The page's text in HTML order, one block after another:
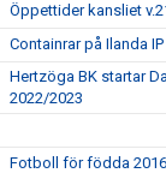
Öppettider kansliet
Containrar på Ilanda IP
Hertzöga BK startar
2022/2023
Fotboll för födda 2016